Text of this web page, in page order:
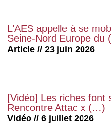
L’AES appelle à se
Seine-Nord Europe du
Article // 23 juin 2026
[Vidéo] Les riches font
Rencontre Attac x (…)
Vidéo // 6 juillet 2026